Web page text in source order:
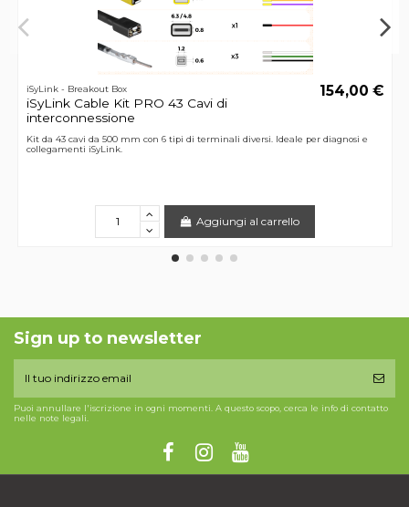
iSyLink - Breakout Box
iSyLink Cable Kit PRO 43 Cavi di
interconnessione
154,00 €
Kit da 43 cavi da 500 mm con 6 tipi di terminali diversi. Ideale per diagnosi e
collegamenti iSyLink.
Aggiungi al carrello
Sign up to newsletter
Puoi annullare l'iscrizione in ogni momenti. A questo scopo, cerca le info di contatto
nelle note legali.